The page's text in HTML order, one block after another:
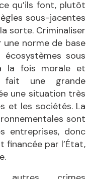
qu’ils font, plutôt
sous-jacentes
sorte. Criminaliser
une norme de base
sous
la fois morale et
fait une grande
une situation très
et les sociétés. La
sont
entreprises, donc
financée par l’État,